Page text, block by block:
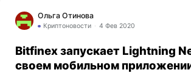
Ольга Отинова
Криптоновости 4 Фев 2020
Bitfinex запускает Lightning
своем мобильном